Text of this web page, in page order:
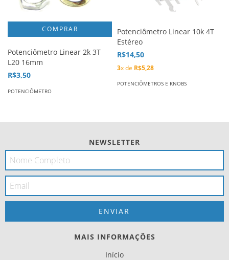
Potenciômetro Linear 2k 3T
L20 16mm
R$3,50
POTENCIÔMETRO
Potenciômetro Linear 10k 4T
Estéreo
R$14,50
3x de R$5,28
POTENCIÔMETROS E KNOBS
NEWSLETTER
MAIS INFORMAÇÕES
Início